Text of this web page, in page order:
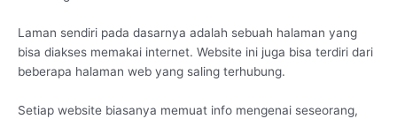
Laman sendiri pada dasarnya adalah sebuah halaman yang
bisa diakses memakai internet. Website ini juga bisa terdiri dari
beberapa halaman web yang saling terhubung.
Setiap website biasanya memuat info mengenai seseorang,